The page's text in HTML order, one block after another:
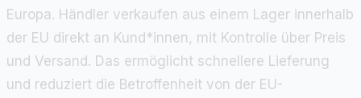
Europa. Händler verkaufen aus einem Lager innerhalb
der EU direkt an Kund*innen, mit Kontrolle über Preis
und Versand. Das ermöglicht schnellere Lieferung
und reduziert die Betroffenheit von der EU-